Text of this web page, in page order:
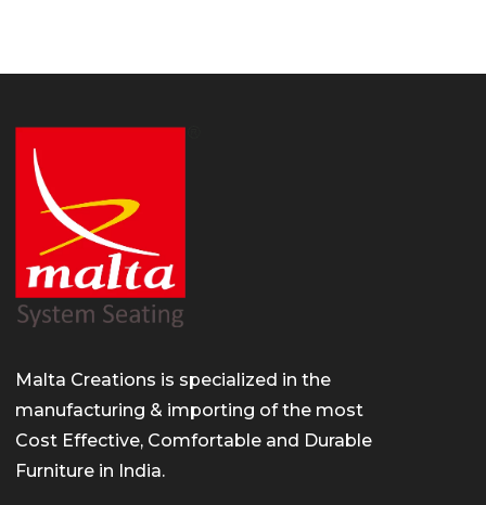
Malta Creations is specialized in the
manufacturing & importing of the most
Cost Effective, Comfortable and Durable
Furniture in India.